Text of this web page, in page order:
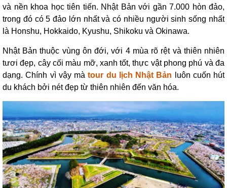
và nền khoa học tiên tiến. Nhật Bản với gần 7.000 hòn đảo,
trong đó có 5 đảo lớn nhất và có nhiều người sinh sống nhất
là Honshu, Hokkaido, Kyushu, Shikoku và Okinawa.
Nhật Bản thuộc vùng ôn đới, với 4 mùa rõ rệt và thiên nhiên
tươi đẹp, cây cối màu mỡ, xanh tốt, thực vật phong phú và đa
dạng. Chính vì vậy màtour du lịch Nhật Bản luôn cuốn hút
du khách bởi nét đẹp từ thiên nhiên đến văn hóa.